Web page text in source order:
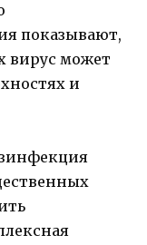
показывают,
вирус может
и